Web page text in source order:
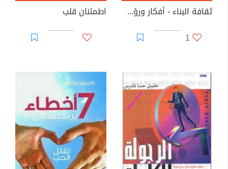
ثقافة البناء - أفكار ورؤى مؤسِسَة للنهوض
1
اطمئنان قلب